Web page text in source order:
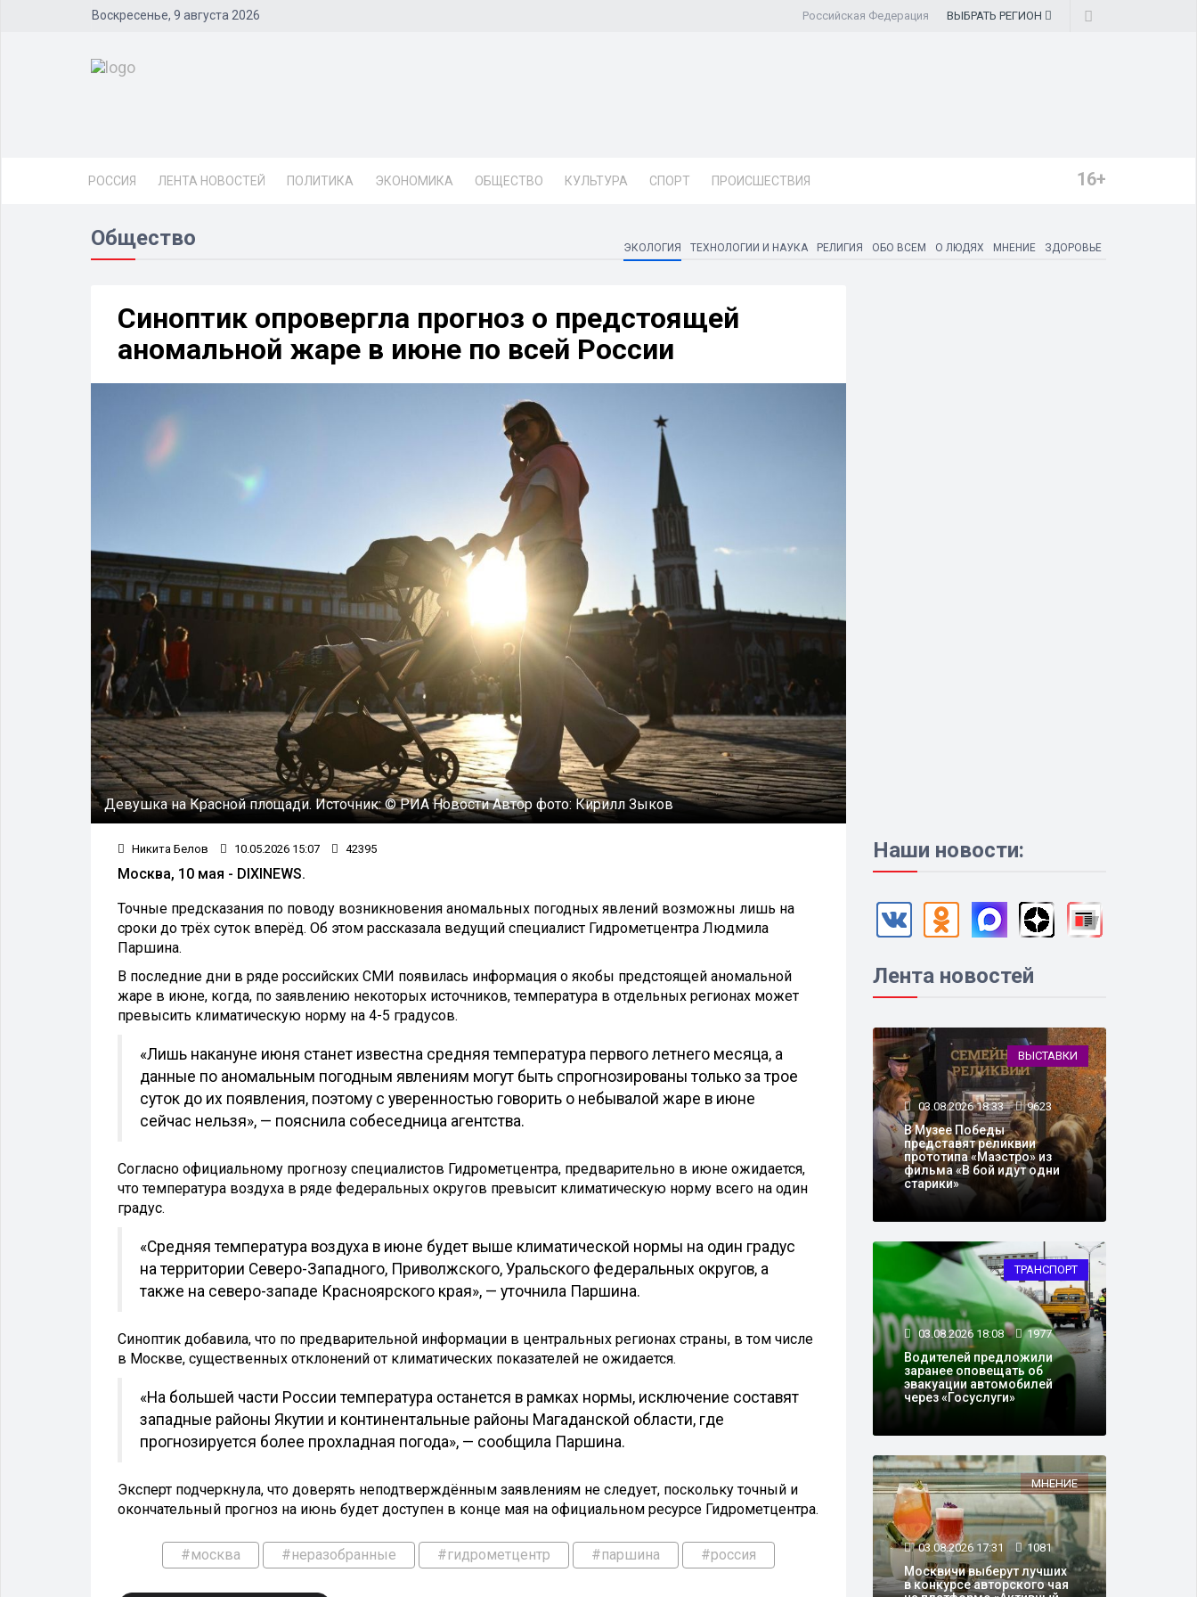
Воскресенье, 9 августа 2026 Российская Федерация ВЫБРАТЬ РЕГИОН
РОССИЯ ЛЕНТА НОВОСТЕЙ ПОЛИТИКА ЭКОНОМИКА ОБЩЕСТВО КУЛЬТУРА СПОРТ ПРОИСШЕСТВИЯ 16+
Общество ЭКОЛОГИЯ ТЕХНОЛОГИИ И НАУКА РЕЛИГИЯ ОБО ВСЕМ О ЛЮДЯХ МНЕНИЕ ЗДОРОВЬЕ
Синоптик опровергла прогноз о предстоящей
аномальной жаре в июне по всей России
Девушка на Красной площади. Источник:© РИА НовостиАвтор фото: Кирилл Зыков
Никита Белов 10.05.2026 15:07 42395
Москва, 10 мая - DIXINEWS.
Точные предсказания по поводу возникновения аномальных погодных явлений возможны лишь на
сроки до трёх суток вперёд. Об этом рассказала ведущий специалист Гидрометцентра Людмила
Паршина.
В последние дни в ряде российских СМИ появилась информация о якобы предстоящей аномальной
жаре в июне, когда, по заявлению некоторых источников, температура в отдельных регионах может
превысить климатическую норму на 4-5 градусов.
«Лишь накануне июня станет известна средняя температура первого летнего месяца, а
данные по аномальным погодным явлениям могут быть спрогнозированы только за трое
суток до их появления, поэтому с уверенностью говорить о небывалой жаре в июне
сейчас нельзя», — пояснила собеседница агентства.
Согласно официальному прогнозу специалистов Гидрометцентра, предварительно в июне ожидается,
что температура воздуха в ряде федеральных округов превысит климатическую норму всего на один
градус.
«Средняя температура воздуха в июне будет выше климатической нормы на один градус
на территории Северо-Западного, Приволжского, Уральского федеральных округов, а
также на северо-западе Красноярского края», — уточнила Паршина.
Синоптик добавила, что по предварительной информации в центральных регионах страны, в том числе
в Москве, существенных отклонений от климатических показателей не ожидается.
«На большей части России температура останется в рамках нормы, исключение составят
западные районы Якутии и континентальные районы Магаданской области, где
прогнозируется более прохладная погода», — сообщила Паршина.
Эксперт подчеркнула, что доверять неподтверждённым заявлениям не следует, поскольку точный и
окончательный прогноз на июнь будет доступен в конце мая на официальном ресурсе Гидрометцентра.
#москва #неразобранные #гидрометцентр #паршина #россия
Наши новости:
Лента новостей
ВЫСТАВКИ
03.08.2026 18:33 9623
В Музее Победы
представят реликвии
прототипа «Маэстро» из
фильма «В бой идут одни
старики»
ТРАНСПОРТ
03.08.2026 18:08 1977
Водителей предложили
заранее оповещать об
эвакуации автомобилей
через «Госуслуги»
МНЕНИЕ
03.08.2026 17:31 1081
Москвичи выберут лучших
в конкурсе авторского чая